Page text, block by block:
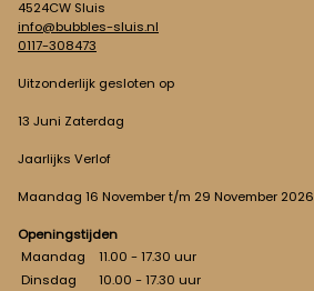
4524CW Sluis
info@bubbles-sluis.nl
0117-308473
Uitzonderlijk gesloten op
13 Juni Zaterdag
Jaarlijks Verlof
Maandag 16 November t/m 29 November 2026
Openingstijden
Maandag
11.00 - 17.30 uur
Dinsdag
10.00 - 17.30 uur